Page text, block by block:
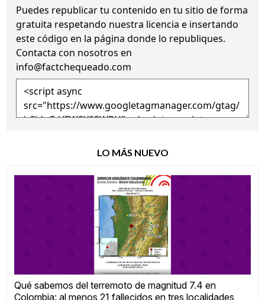
Puedes republicar tu contenido en tu sitio de forma
gratuita respetando nuestra licencia e insertando
este código en la página donde lo republiques.
Contacta con nosotros en
info@factchequeado.com
LO MÁS NUEVO
Qué sabemos del terremoto de magnitud 7.4 en
Colombia: al menos 21 fallecidos en tres localidades